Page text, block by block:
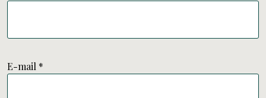
E-mail *